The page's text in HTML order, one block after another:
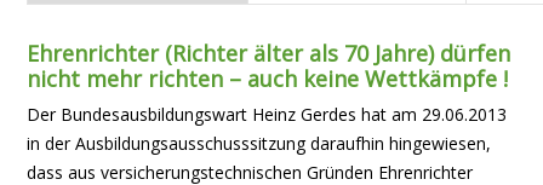
Ehrenrichter (Richter älter als 70 Jahre) dürfen
nicht mehr richten – auch keine Wettkämpfe !
Der Bundesausbildungswart Heinz Gerdes hat am 29.06.2013
in der Ausbildungsausschusssitzung daraufhin hingewiesen,
dass aus versicherungstechnischen Gründen Ehrenrichter